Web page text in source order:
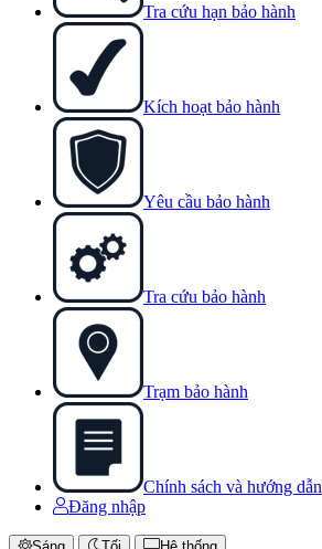
Tra cứu hạn bảo hành
Kích hoạt bảo hành
Yêu cầu bảo hành
Tra cứu bảo hành
Trạm bảo hành
Chính sách và hướng dẫn
Đăng nhập